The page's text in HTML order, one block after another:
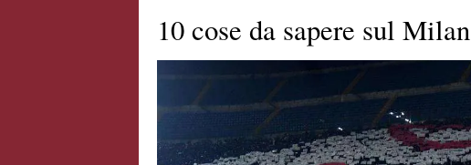
10 cose da sapere sul Milan